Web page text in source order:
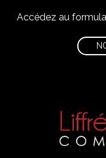
Accédez au